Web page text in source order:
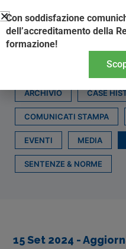
al
contenuto
ARCHIVIO CASE
COMUNICATI STAMPA
EVENTI MEDIA
SENTENZE & NORME
15 Set 2024 -
Con soddisfazione
dell’accreditamento della
formazione!